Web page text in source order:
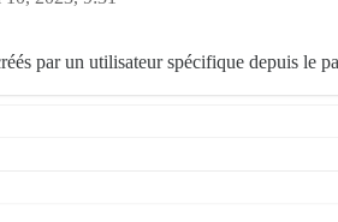
par un utilisateur spécifique depuis